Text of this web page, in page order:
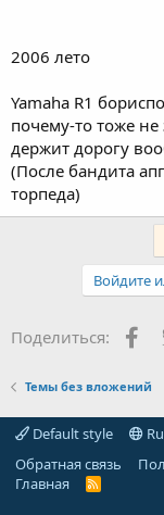
2006 лето
Yamaha R1
почему-то тоже не
держит дорогу
(После бандита
торпеда)
Войдите
Поделиться:
Темы без вложений
Default style
Обратная связь
Главная
R